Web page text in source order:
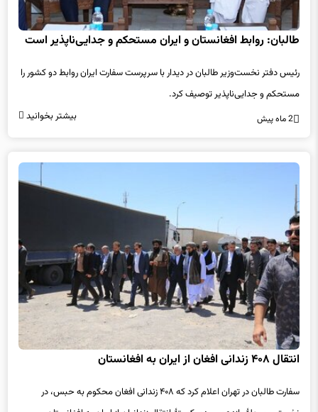
طالبان: روابط افغانستان و ایران مستحکم و جدایی‌ناپذیر است
رئیس دفتر نخست‌وزیر طالبان در دیدار با سرپرست سفارت ایران روابط دو کشور را
مستحکم و جدایی‌ناپذیر توصیف کرد.
2 ماه پیش بیشتر بخوانید
انتقال ۴۰۸ زندانی افغان از ایران به افغانستان
سفارت طالبان در تهران اعلام کرد که ۴۰۸ زندانی افغان محکوم به حبس، در